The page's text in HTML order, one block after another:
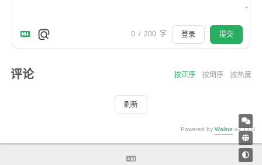
0 / 200 字 登录 提交
评论 按正序 按倒序 按热度
刷新
Powered by Waline v2.13.0